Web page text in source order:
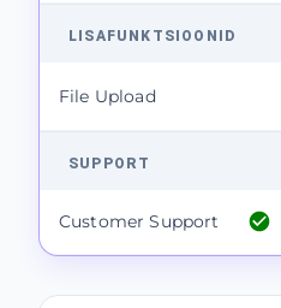
LISAFUNKTSIOONID
File Upload
SUPPORT
Customer Support